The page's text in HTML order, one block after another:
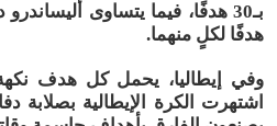
هدفًا لكلٍ منهما.
وفي إيطاليا، يحمل كل هدف نكهة
اشتهرت الكرة الإيطالية بصلابة